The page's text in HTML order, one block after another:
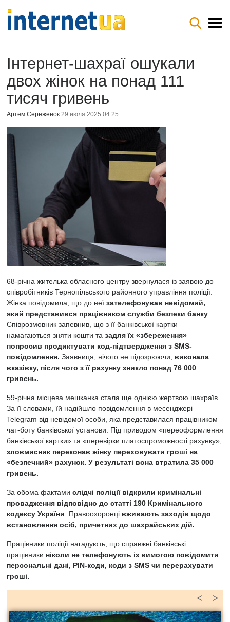
Інтернет-шахраї ошукали
двох жінок на понад 111
тисяч гривень
Артем Сереженок 29 июля 2025 04:25
68-річна жителька обласного центру звернулася із заявою до
співробітників Тернопільського районного управління поліції.
Жінка повідомила, що до неї зателефонував невідомий,
який представився працівником служби безпеки банку
Співрозмовник запевнив, що з її банківської картки
намагаються зняти кошти та задля їх «збереження»
попросив продиктувати код-підтвердження з SMS-
повідомлення. Заявниця, нічого не підозрюючи, виконала
вказівку, після чого з її рахунку зникло понад 76 000
гривень.
59-річна місцева мешканка стала ще однією жертвою шахраїв.
За її словами, їй надійшло повідомлення в месенджері
Telegram від невідомої особи, яка представилася працівником
чат-боту банківської установи. Під приводом «переоформлення
банківської картки» та «перевірки платоспроможності рахунку»,
зловмисник переконав жінку переховувати гроші на
«безпечний» рахунок. У результаті вона втратила 35 000
гривень.
За обома фактами слідчі поліції відкрили кримінальні
провадження відповідно до статті 190 Кримінального
кодексу України . Правоохоронці вживають заходів щодо
встановлення осіб, причетних до шахрайських дій.
Працівники поліції нагадують, що справжні банківські
працівники ніколи не телефонують із вимогою повідомити
персональні дані, PIN-коди, коди з SMS чи перерахувати
гроші.
>
<